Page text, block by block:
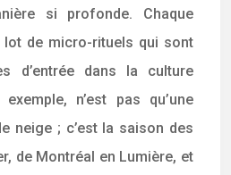
si profonde. Chaque
de micro-rituels qui sont
d’entrée dans la culture
n’est pas qu’une
neige ; c’est la saison des
de Montréal en Lumière, et